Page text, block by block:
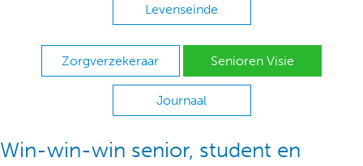
Levenseinde
Zorgverzekeraar Senioren Visie
Journaal
Win-win-win senior, student en